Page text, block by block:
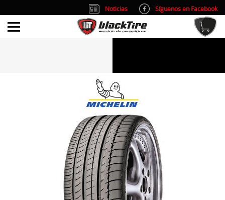
Noticias
Síguenos en Facebook
info@blacktire.es
Atención al cliente: L/V 9:00-14:00 y 15:00-19:00